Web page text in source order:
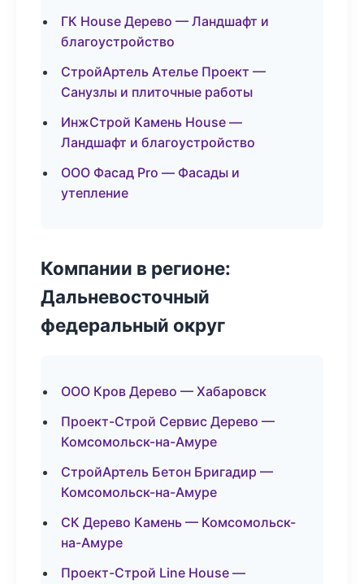
ГК House Дерево — Ландшафт и
благоустройство
СтройАртель Ателье Проект —
Санузлы и плиточные работы
ИнжСтрой Камень House —
Ландшафт и благоустройство
ООО Фасад Pro — Фасады и
утепление
Компании в регионе:
Дальневосточный
федеральный округ
ООО Кров Дерево — Хабаровск
Проект-Строй Сервис Дерево —
Комсомольск-на-Амуре
СтройАртель Бетон Бригадир —
Комсомольск-на-Амуре
СК Дерево Камень — Комсомольск-
на-Амуре
Проект-Строй Line House —